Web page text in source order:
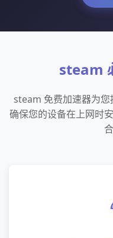
steam
steam 免费加速器为您
确保您的设备在上网时